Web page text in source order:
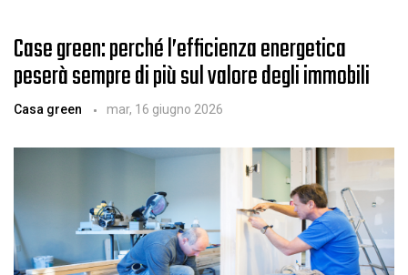
Case green: perché l’efficienza energetica
peserà sempre di più sul valore degli immobili
Casa green mar, 16 giugno 2026